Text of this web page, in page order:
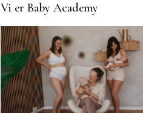
Vi er Baby Academy